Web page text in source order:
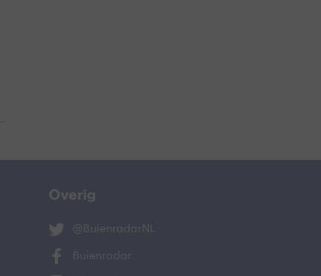
Overig
@BuienradarNL
Buienradar